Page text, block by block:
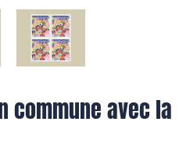
commune avec la